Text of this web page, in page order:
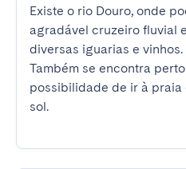
Existe o rio Douro, onde
agradável cruzeiro fluvial
diversas iguarias e vinhos.
Também se encontra
possibilidade de ir à
sol.